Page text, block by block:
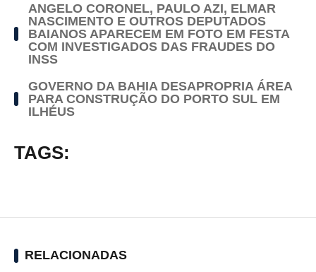
ANGELO CORONEL, PAULO AZI, ELMAR
NASCIMENTO E OUTROS DEPUTADOS
BAIANOS APARECEM EM FOTO EM FESTA
COM INVESTIGADOS DAS FRAUDES DO
INSS
GOVERNO DA BAHIA DESAPROPRIA ÁREA
PARA CONSTRUÇÃO DO PORTO SUL EM
ILHÉUS
TAGS:
RELACIONADAS